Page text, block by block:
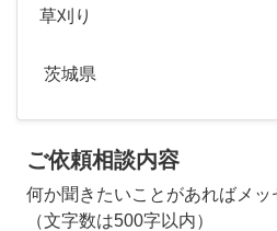
草刈り
茨城県
ご依頼相談内容
何か聞きたいことがあればメ
（文字数は500字以内）